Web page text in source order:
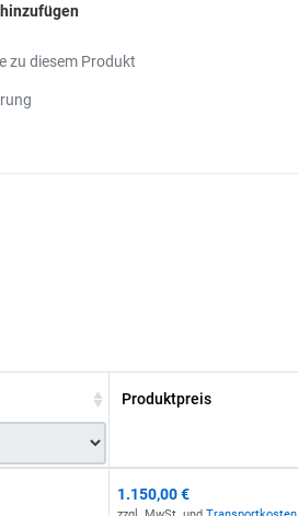
zu diesem Produkt
Produktpreis
1.150,00 €